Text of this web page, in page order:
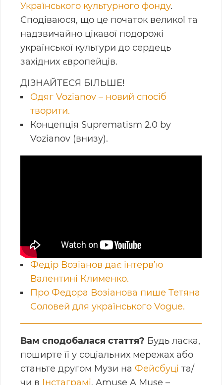
Українського культурного фонду.
Сподіваюся, що це початок великої та
надзвичайно цікавої подорожі
української культури до сердець
західних європейців.
ДІЗНАЙТЕСЯ БІЛЬШЕ!
Oдяг Vozianov – новий спосіб
творити.
Концепція Suprematism 2.0 by
Vozianov (внизу).
Федір Возіанов дає інтерв’ю
Валентині Клименко.
Про Федoра Возіанова пише Тетяна
Соловей для українського Vogue.
Вам сподобалася стаття? Будь ласка,
поширте її у соціальних мережах або
станьте другом Музи на Фейсбуці та/
чи в Інстаграмі. Amuse A Muse –